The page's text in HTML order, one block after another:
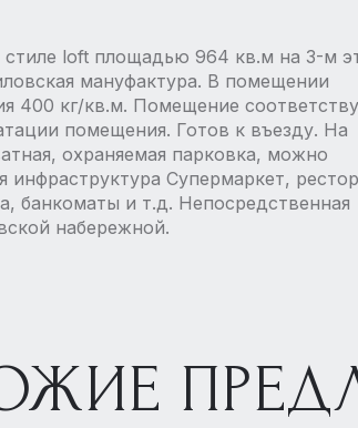
стиле loft площадью 964 кв.м на 3-м
мануфактура. В помещении
400 кг/кв.м. Помещение
помещения. Готов к въезду. На
охраняемая парковка, можно
инфраструктура Супермаркет,
банкоматы и т.д. Непосредственная
набережной.